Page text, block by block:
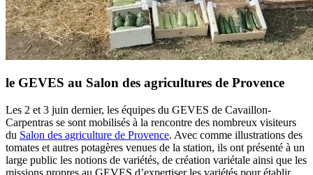
le GEVES au Salon des agricultures de Provence
Les 2 et 3 juin dernier, les équipes du GEVES de Cavaillon-
Carpentras se sont mobilisés à la rencontre des nombreux visiteurs
du Salon des agriculture de Provence. Avec comme illustrations des
tomates et autres potagères venues de la station, ils ont présenté à un
large public les notions de variétés, de création variétale ainsi que les
missions propres au GEVES d’expertiser les variétés pour établir